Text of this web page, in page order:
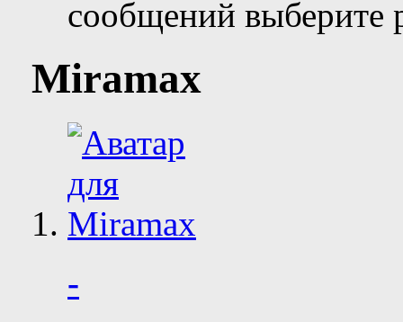
сообщений выберите
Miramax
-